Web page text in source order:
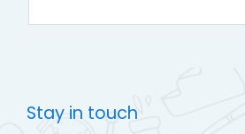
Stay in touch